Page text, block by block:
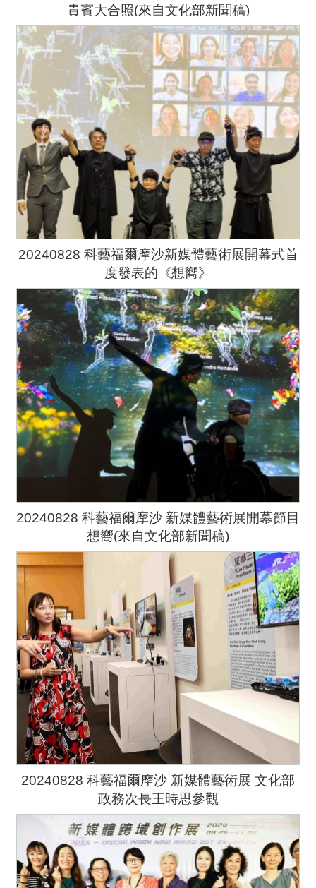
貴賓大合照(來自文化部新聞稿)
20240828 科藝福爾摩沙新媒體藝術展開幕式首
度發表的《想嚮》
20240828 科藝福爾摩沙 新媒體藝術展開幕節目
想嚮(來自文化部新聞稿)
20240828 科藝福爾摩沙 新媒體藝術展 文化部
政務次長王時思參觀